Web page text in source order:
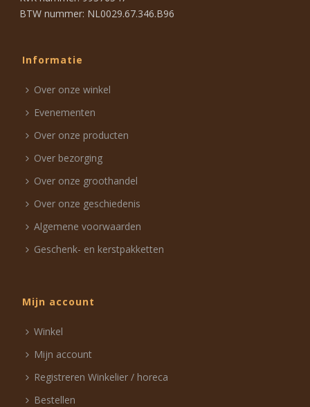
BTW nummer: NL0029.67.346.B96
Informatie
Over onze winkel
Evenementen
Over onze producten
Over bezorging
Over onze groothandel
Over onze geschiedenis
Algemene voorwaarden
Geschenk- en kerstpakketten
Mijn account
Winkel
Mijn account
Registreren Winkelier / horeca
Bestellen